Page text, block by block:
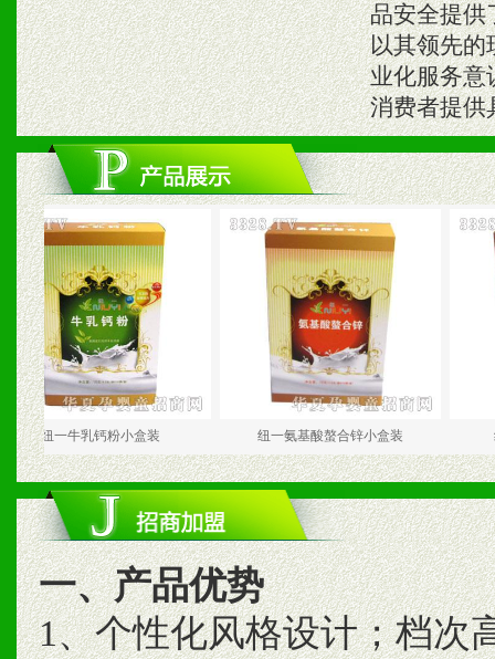
品安全提供
以其领先的
业化服务意
消费者提供
一牛乳钙粉小盒装 纽一氨基酸螯合锌小盒装 纽一复
一、产品优势
1、个性化风格设计；档次